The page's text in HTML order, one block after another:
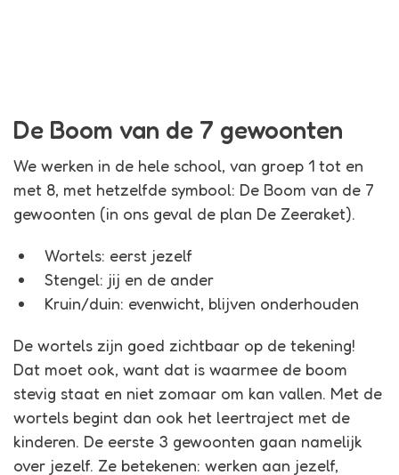
De Boom van de 7 gewoonten
We werken in de hele school, van groep 1 tot en
met 8, met hetzelfde symbool: De Boom van de 7
gewoonten (in ons geval de plan De Zeeraket).
Wortels: eerst jezelf
Stengel: jij en de ander
Kruin/duin: evenwicht, blijven onderhouden
De wortels zijn goed zichtbaar op de tekening!
Dat moet ook, want dat is waarmee de boom
stevig staat en niet zomaar om kan vallen. Met de
wortels begint dan ook het leertraject met de
kinderen. De eerste 3 gewoonten gaan namelijk
over jezelf. Ze betekenen: werken aan jezelf,